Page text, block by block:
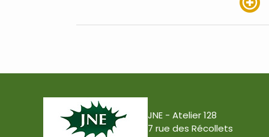
JNE - Atelier 128
7 rue des Récollets